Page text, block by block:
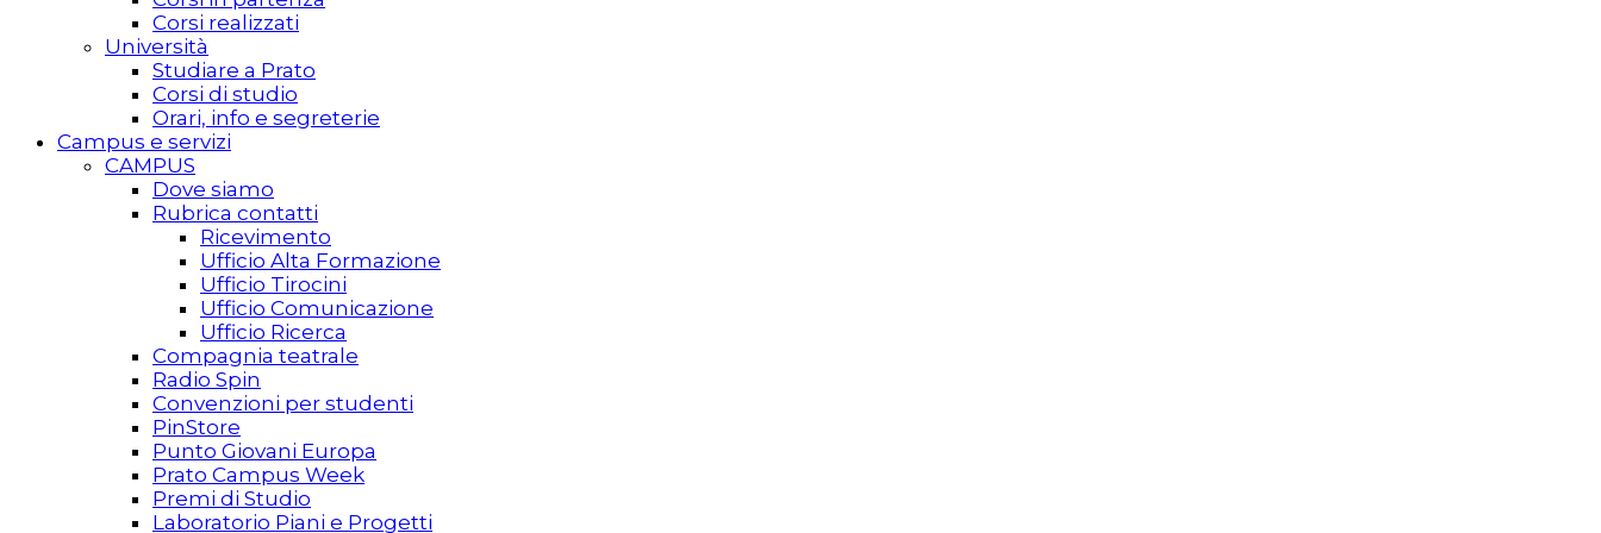
Corsi realizzati
Università
Studiare a Prato
Corsi di studio
Orari, info e segreterie
Campus e servizi
CAMPUS
Dove siamo
Rubrica contatti
Ricevimento
Ufficio Alta Formazione
Ufficio Tirocini
Ufficio Comunicazione
Ufficio Ricerca
Compagnia teatrale
Radio Spin
Convenzioni per studenti
PinStore
Punto Giovani Europa
Prato Campus Week
Premi di Studio
Laboratorio Piani e Progetti